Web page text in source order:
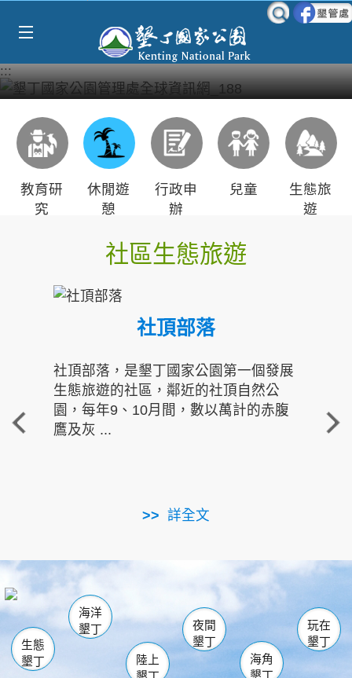
:::
教育研
究
休閒遊
憩
行政申
辦
兒童
生態旅
遊
社區生態旅遊
社頂部落
社頂部落，是墾丁國家公園第一個發展
生態旅遊的社區，鄰近的社頂自然公
園，每年9、10月間，數以萬計的赤腹
鷹及灰 ...
詳全文
重
走進
南仁湖
海生館
恆春 佳樂水
龍鑾潭自然中心 森林遊樂區
瓊麻館
關山 墾管處遊客中心
社頂公園 風吹沙
船帆石
白砂 龍磐公園
香蕉灣
砂島
鵝鑾鼻
生態
墾丁
海洋
墾丁
陸上
夜間
墾丁
海角
墾丁
玩在
墾丁